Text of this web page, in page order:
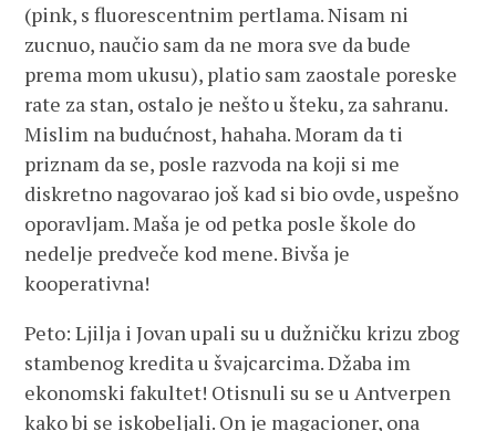
(pink, s fluorescentnim pertlama. Nisam ni
zucnuo, naučio sam da ne mora sve da bude
prema mom ukusu), platio sam zaostale poreske
rate za stan, ostalo je nešto u šteku, za sahranu.
Mislim na budućnost, hahaha. Moram da ti
priznam da se, posle razvoda na koji si me
diskretno nagovarao još kad si bio ovde, uspešno
oporavljam. Maša je od petka posle škole do
nedelje predveče kod mene. Bivša je
kooperativna!
Peto: Ljilja i Jovan upali su u dužničku krizu zbog
stambenog kredita u švajcarcima. Džaba im
ekonomski fakultet! Otisnuli su se u Antverpen
kako bi se iskobeljali. On je magacioner, ona